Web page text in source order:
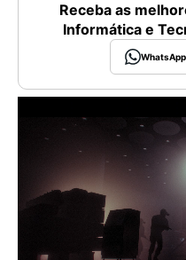
Receba as
Informática e
WhatsApp